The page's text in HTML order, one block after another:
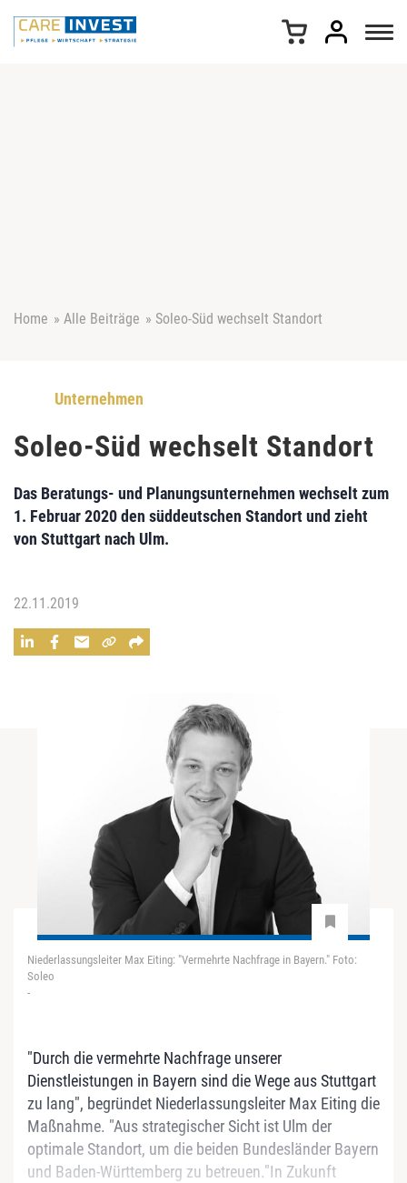
Home » Alle Beiträge » Soleo-Süd wechselt Standort
Unternehmen
Soleo-Süd wechselt Standort
Das Beratungs- und Planungsunternehmen wechselt zum
1. Februar 2020 den süddeutschen Standort und zieht
von Stuttgart nach Ulm.
22.11.2019
Niederlassungsleiter Max Eiting: "Vermehrte Nachfrage in Bayern." Foto:
Soleo
-
"Durch die vermehrte Nachfrage unserer
Dienstleistungen in Bayern sind die Wege aus Stuttgart
zu lang", begründet Niederlassungsleiter Max Eiting die
Maßnahme. "Aus strategischer Sicht ist Ulm der
optimale Standort, um die beiden Bundesländer Bayern
und Baden-Württemberg zu betreuen."In Zukunft